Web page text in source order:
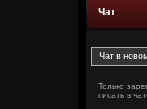
Чат
Только
писать в